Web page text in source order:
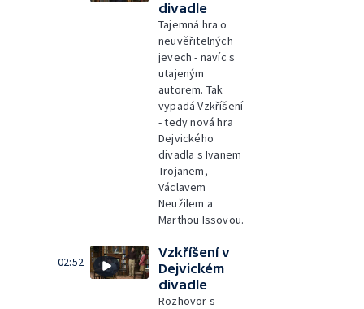
divadle
Tajemná hra o
neuvěřitelných
jevech - navíc s
utajeným
autorem. Tak
vypadá Vzkříšení
- tedy nová hra
Dejvického
divadla s Ivanem
Trojanem,
Václavem
Neužilem a
Marthou Issovou.
02:52
Vzkříšení v
Dejvickém
divadle
Rozhovor s